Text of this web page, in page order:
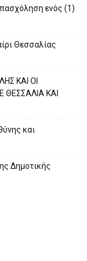
ενός (1)
Θεσσαλίας
ΚΑΙ ΟΙ
ΘΕΣΣΑΛΙΑ ΚΑΙ
και
Δημοτικής